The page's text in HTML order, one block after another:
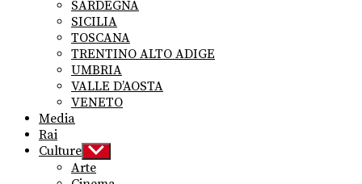
SARDEGNA
SICILIA
TOSCANA
TRENTINO ALTO ADIGE
UMBRIA
VALLE D’AOSTA
VENETO
Media
Rai
Culture Show
sub
menu
Arte